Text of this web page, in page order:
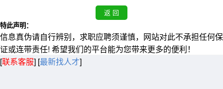
特此声明：
信息真伪请自行辨别，求职应聘须谨慎，网站对此不承担任何保
证或连带责任! 希望我们的平台能为您带来更多的便利！
[联系客服] [最新找人才]